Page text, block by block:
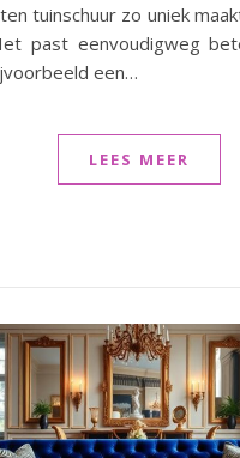
tuinschuur zo uniek
past eenvoudigweg
een…
LEES MEER